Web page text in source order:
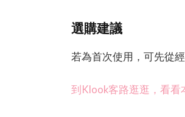
選購建議
若為首次使用，可先從
到Klook客路逛逛，看看